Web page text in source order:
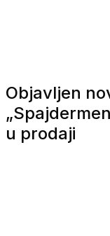
Objavljen
u prodaji